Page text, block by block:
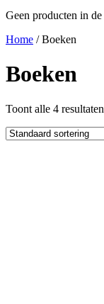
Geen producten in
Home / Boeken
Boeken
Toont alle 4 resultaten